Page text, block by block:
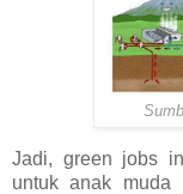
Jadi, green jobs
untuk anak muda